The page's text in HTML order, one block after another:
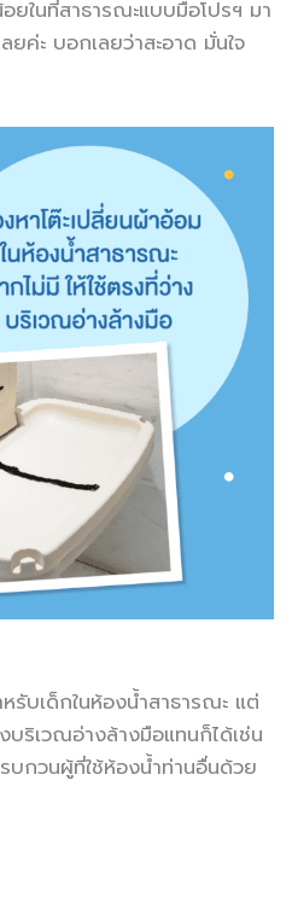
ยในที่สาธารณะแบบมือโปรฯ มา
ะ บอกเลยว่าสะอาด มั่นใจ
รับเด็กในห้องน้ำสาธารณะ แต่
บริเวณอ่างล้างมือแทนก็ได้เช่น
บกวนผู้ที่ใช้ห้องน้ำท่านอื่นด้วย